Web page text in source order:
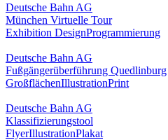
Deutsche Bahn AG
München Virtuelle Tour
Exhibition DesignProgrammierung
Deutsche Bahn AG
Fußgängerüberführung Quedlinburg
GroßflächenIllustrationPrint
Deutsche Bahn AG
Klassifizierungstool
FlyerIllustrationPlakat